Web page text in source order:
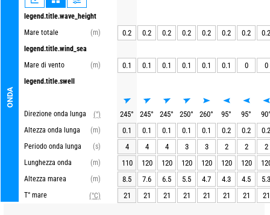
ONDA
legend.title.wave_height
Mare totale
(m)
legend.title.wind_sea
Mare di vento
(m)
legend.title.swell
Direzione onda lunga
(°)
Altezza onda lunga
(m)
Periodo onda lunga
(s)
Lunghezza onda
(m)
Altezza marea
(m)
T° mare
(°C)
0.2 0.2 0.2 0.2 0.2 0.2 0.2 0.2
0.1 0.1 0.1 0.1 0.1 0.1 0 0
245° 245° 245° 250° 260° 95° 95° 90
0.1
0.1 0.1 0.1 0.1 0.2 0.2
0.2
4
4 4 3 3 2 2
2
110
120 120 120 120 120 120
8.5
7.6 6.5 5.5 4.7 4.3 4.5
5.3
21
21 21 21 21 21 21 21